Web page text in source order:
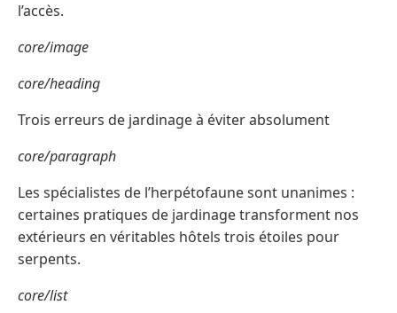
l’accès.
core/image
core/heading
Trois erreurs de jardinage à éviter absolument
core/paragraph
Les spécialistes de l’herpétofaune sont unanimes :
certaines pratiques de jardinage transforment nos
extérieurs en véritables hôtels trois étoiles pour
serpents.
core/list